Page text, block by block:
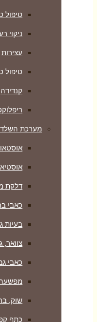
טיפול
ניקוי
עצירות
טיפול
קנדידה
מערכת השלד
דלקת
כאבי
בעיות
צוואר,
כאבי
שוק,
כתף